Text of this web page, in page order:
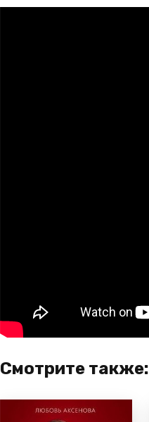
Смотрите также: